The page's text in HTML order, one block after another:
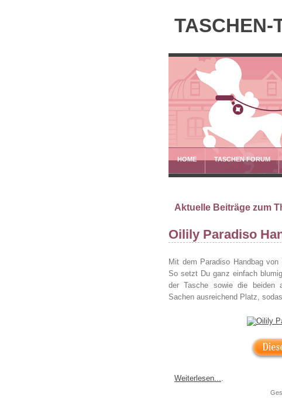
TASCHEN-
HOME TASCHEN FORUM
Aktuelle Beiträge zum
Oilily Paradiso
Mit dem Paradiso Handbag
So setzt Du ganz einfach
der Tasche sowie die beiden
Sachen ausreichend Platz,
Weiterlesen....